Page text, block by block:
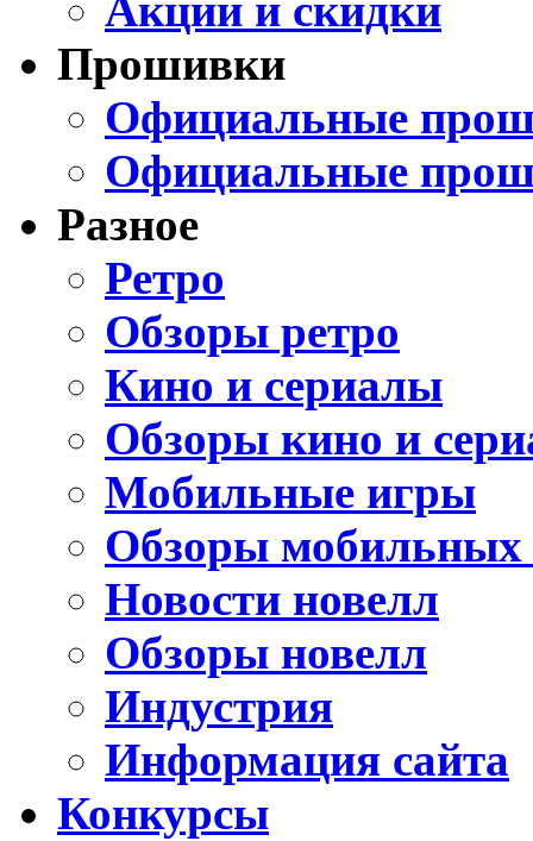
Акции и скидки
Прошивки
Официальные
Официальные
Разное
Ретро
Обзоры ретро
Кино и сериалы
Обзоры кино и
Мобильные игры
Обзоры мобильных
Новости новелл
Обзоры новелл
Индустрия
Информация сайта
Конкурсы